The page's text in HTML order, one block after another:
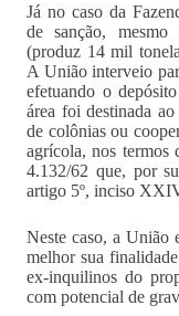
Já no caso da
de sanção,
(produz 14 mil
A União interveio
efetuando o
área foi destinada
de colônias ou
agrícola, nos
4.132/62 que, por
artigo 5º, inciso
Neste caso, a União
melhor sua
ex-inquilinos do
com potencial de